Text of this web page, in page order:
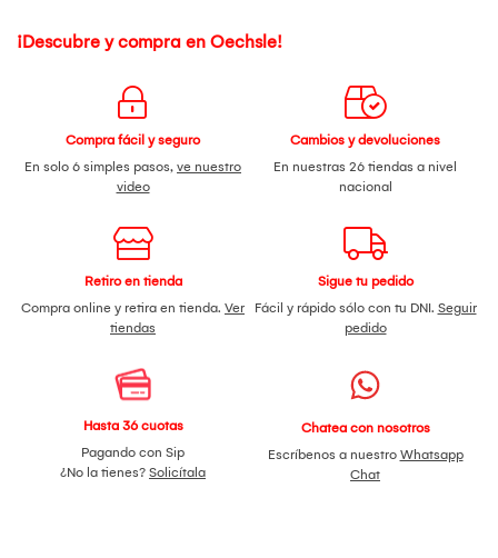
¡Descubre y compra en Oechsle!
Compra fácil y seguro
En solo 6 simples pasos, ve nuestro
video
Cambios y devoluciones
En nuestras 26 tiendas a nivel
nacional
Retiro en tienda
Compra online y retira en tienda. Ver
tiendas
Sigue tu pedido
Fácil y rápido sólo con tu DNI. Seguir
pedido
Hasta 36 cuotas
Pagando con Sip
¿No la tienes? Solicítala
Chatea con nosotros
Escríbenos a nuestro Whatsapp
Chat